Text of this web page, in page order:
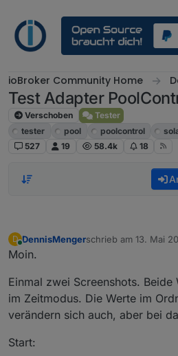
ioBroker Community Home
Test Adapter
Verschoben
Tester
tester
pool poolcontrol
527
19 58.4k 18
D
Online
DennisMengerschrieb am 13. Mai
zuletzt editiert von
Moin.
Einmal zwei Screenshots.
im Zeitmodus. Die Werte im
verändern sich auch, aber bei
Start: